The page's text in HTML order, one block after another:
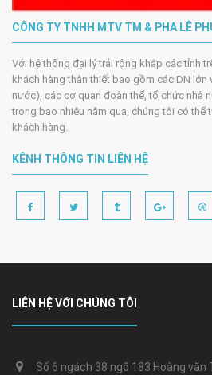
CÔNG TY TNHH MTV TM & PHA LÊ
Với hệ thống đại lý trải rộng khắp các tỉnh
khách hàng thân thiết bao gồm các DN lớn
nước), các cơ quan đoàn thể, tổ chức nhà
trong bao nhiêu năm qua, chúng tôi có thể
khách hàng.
KÊNH THÔNG TIN LIÊN HỆ
LIÊN HỆ VỚI CHÚNG TÔI
Số 6 ngách 38 ngõ 183 Hoàng văn